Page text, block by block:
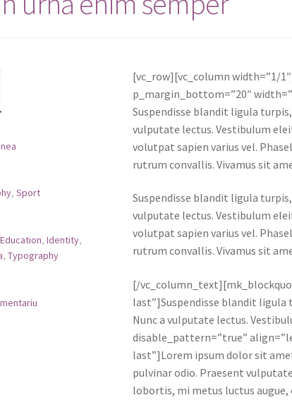
,Sport
Education,Identity,
,Typography
[vc_row][vc_column width=”1/
p_margin_bottom=”20″
Suspendisse blandit ligula
vulputate lectus. Vestibulum
volutpat sapien varius vel.
rutrum convallis. Vivamus sit
Suspendisse blandit ligula
vulputate lectus. Vestibulum
volutpat sapien varius vel.
rutrum convallis. Vivamus sit
[/
last”]Suspendisse blandit ligula
Nunc a vulputate lectus.
disable_pattern=”true”
last”]Lorem ipsum dolor sit
pulvinar odio. Praesent
lobortis, mi metus luctus